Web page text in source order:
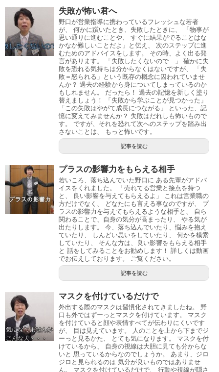
失敗が怖い君へ
野口が営業指導に携わっているフレッシュな若者
が、 何かに躓いたとき、失敗したときに、 「物事が
思い通りに進むことや、 すぐに結果がでることはな
かなか難しいことだよ」と伝え、 次のステップに進
むためのアドバイスをします。 その時、よく出る発
言があります。 「失敗したくないので…」 確かに失
敗を恐れる気持ちは分からなくはないですが、 「失
敗＝怒られる」という既存の概念に囚われていませ
んか？ 過去の経験から身についてしまっているのか
もしれません。 だったら！ 過去の記憶を新しく塗り
替えましょう！ 「失敗から学ぶことが見つかった」
「この失敗はやがて成長につながる」 といった、記
憶に変えてみませんか？ 失敗はだれしも怖いもので
す。 ですが、それを恐れて次へのステップを踏み出
さないことは、 もっと怖いです。
記事を読む
プラスの影響力をもらえる相手
若いころ、落ち込んでいた野口に ある先輩がアドバ
イスをくれました。 「売れてる営業と接点を持つ
と、 良い影響を与えてもらえるよ」 これは営業職の
方だけでなく、 どなたにも言える事なのですが、 プ
ラスの影響力を与えてもらえるような相手と、 自ら
関わることで、自身の気分が高まったり、 やる気が
出たりします。 今、落ち込んでいたり、悩みを抱え
ていたり、 しんどい思いをしていたり、 何かを模索
していたり、 そんな方は、良い影響をもらえる相手
と 話をしてみることをお勧めします！ 詳しくは動画
でお伝えしております。 ご覧ください。
記事を読む
マスクを付けているだけで
外出する際のマスクは習慣化されてきましたね。 野
口も外ではずーっとマスクを付けています。 マスク
を付けていると顔や表情すべてが伝わりにくいです
が、 目は見えています。 人のことを上から下までジ
ーっと見るかた、 とても気になります。 マスクを付
けているから、 自身の視線は大胆に見ても分からな
いと 思っているからなのでしょうか。 あまり、ジロ
ジロと見られるのは 気分が良いものではありませ
ん。 マスクを付けているだけで、 行動や視線が隠さ